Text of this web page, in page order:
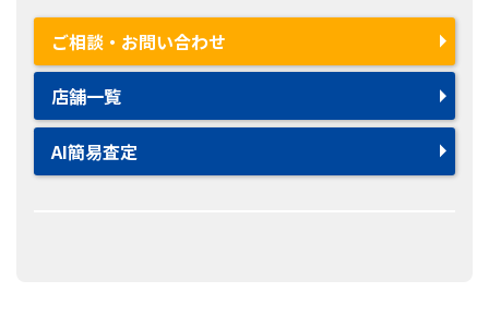
ご相談・お問い合わせ
店舗一覧
AI簡易査定